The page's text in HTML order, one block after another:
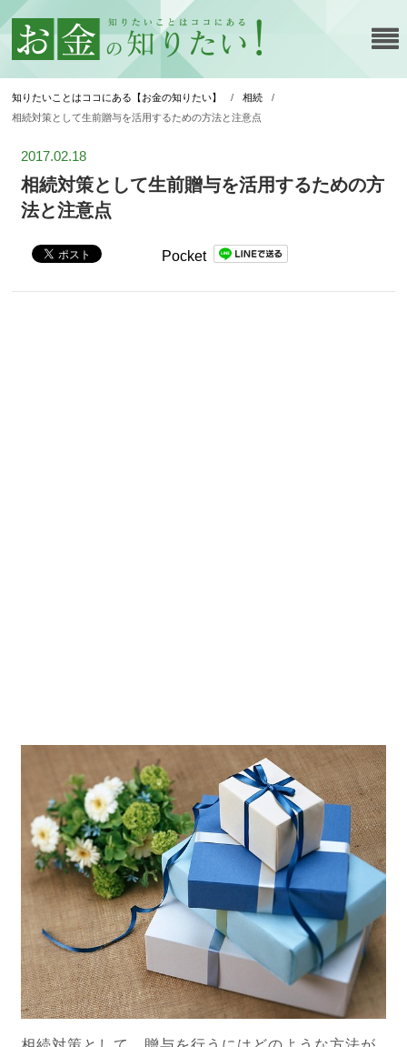
知りたいことはココにある【お金の知りたい】 / 相続
/
相続対策として生前贈与を活用するための方法と注意点
2017.02.18
相続対策として生前贈与を活用するための方
法と注意点
Pocket